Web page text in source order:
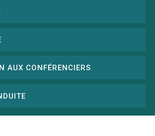
AUX CONFÉRENCIERS